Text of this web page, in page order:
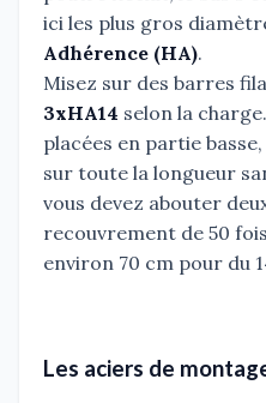
ici les plus gros
Adhérence (HA).
Misez sur des barres
3xHA14 selon la
placées en partie
sur toute la longueur
vous devez abouter
recouvrement de 50
environ 70 cm pour du
Les aciers de